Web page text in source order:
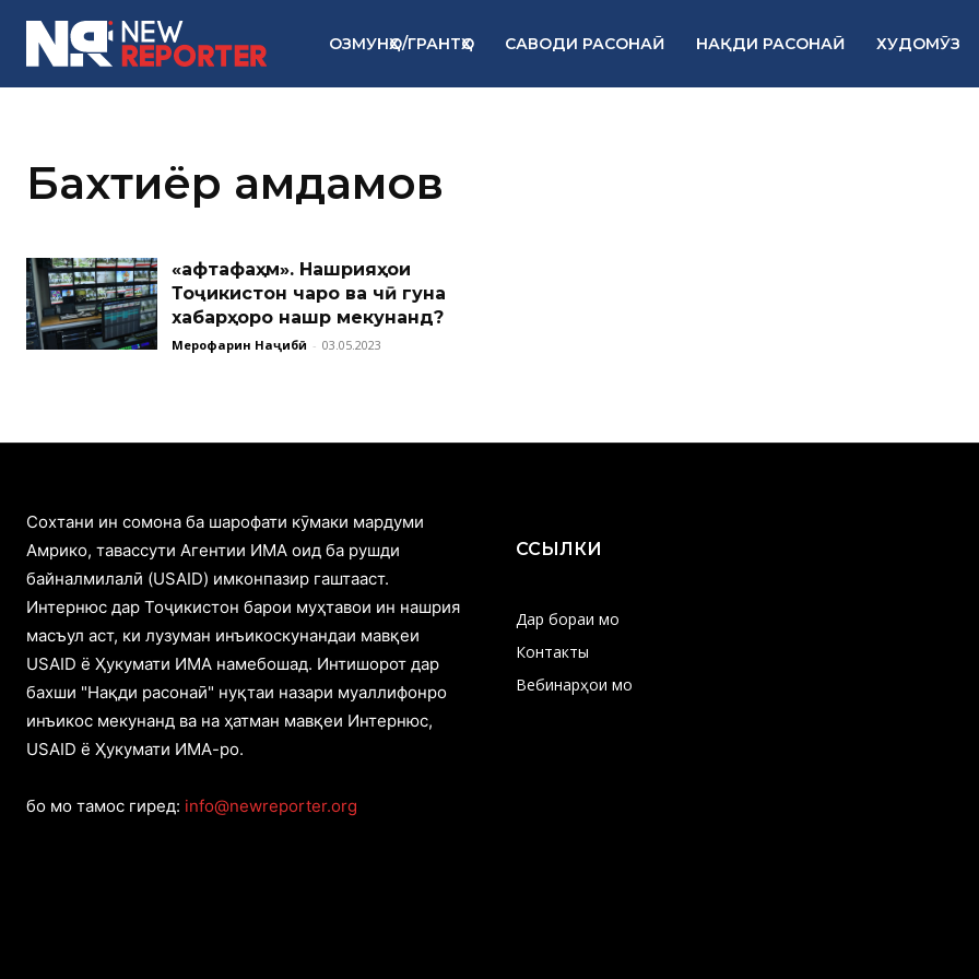
ОЗМУНҲО/ГРАНТҲО САВОДИ РАСОНАӢ НАҚДИ РАСОНАӢ ХУДОМӮЗ
Бахтиёр Ҳамдамов
«Ҳафтафаҳм». Нашрияҳои
Тоҷикистон чаро ва чӣ гуна
хабарҳоро нашр мекунанд?
Меҳрофарин Наҷибӣ - 03.05.2023
Cохтани ин сомона ба шарофати кӯмаки мардуми
Амрико, тавассути Агентии ИМА оид ба рушди
байналмилалӣ (USAID) имконпазир гаштааст.
Интернюс дар Тоҷикистон барои муҳтавои ин нашрия
масъул аст, ки лузуман инъикоскунандаи мавқеи
USAID ё Ҳукумати ИМА намебошад. Интишорот дар
бахши "Нақди расонаӣ" нуқтаи назари муаллифонро
инъикос мекунанд ва на ҳатман мавқеи Интернюс,
USAID ё Ҳукумати ИМА-ро.
бо мо тамос гиред: info@newreporter.org
ССЫЛКИ
Дар бораи мо
Контакты
Вебинарҳои мо